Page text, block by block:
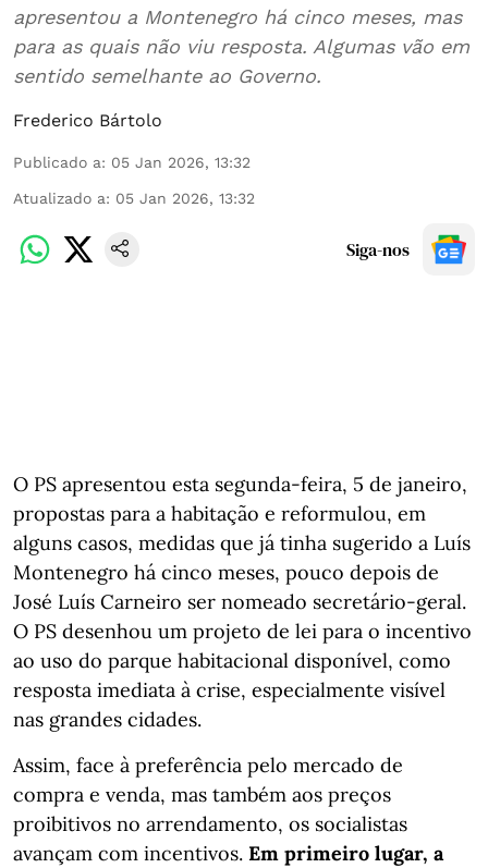
apresentou a Montenegro há cinco meses, mas
para as quais não viu resposta. Algumas vão em
sentido semelhante ao Governo.
Frederico Bártolo
Publicado a: 05 Jan 2026, 13:32
Atualizado a: 05 Jan 2026, 13:32
Siga-nos
O PS apresentou esta segunda-feira, 5 de janeiro,
propostas para a habitação e reformulou, em
alguns casos, medidas que já tinha sugerido a Luís
Montenegro há cinco meses, pouco depois de
José Luís Carneiro ser nomeado secretário-geral.
O PS desenhou um projeto de lei para o incentivo
ao uso do parque habitacional disponível, como
resposta imediata à crise, especialmente visível
nas grandes cidades.
Assim, face à preferência pelo mercado de
compra e venda, mas também aos preços
proibitivos no arrendamento, os socialistas
avançam com incentivos. Em primeiro lugar, a